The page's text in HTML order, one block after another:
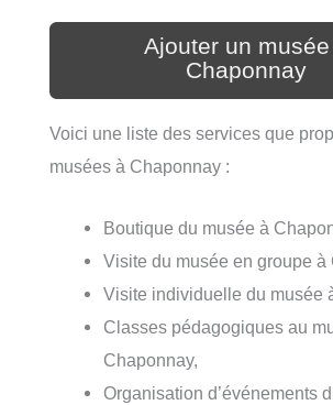
Ajouter un
Chaponnay
Voici une liste des services que
musées à Chaponnay :
Boutique du musée à
Visite du musée en groupe à
Visite individuelle du musée
Classes pédagogiques au
Chaponnay,
Organisation d’événements